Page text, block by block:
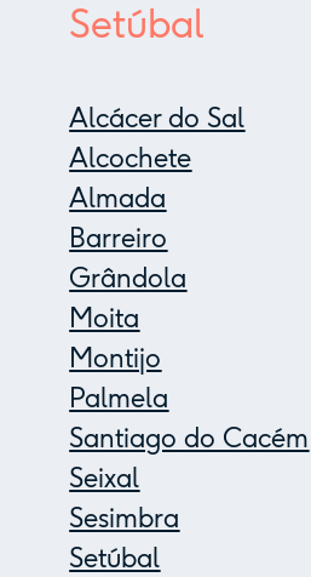
Setúbal
Alcácer do Sal
Alcochete
Almada
Barreiro
Grândola
Moita
Montijo
Palmela
Santiago do Cacém
Seixal
Sesimbra
Setúbal